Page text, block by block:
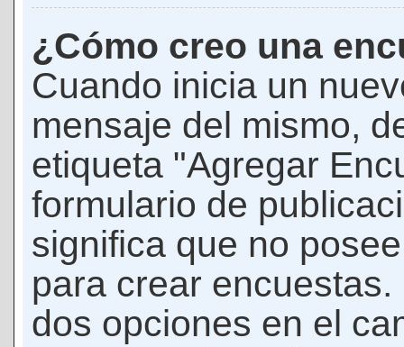
¿Cómo creo una
Cuando inicia un
mensaje del mismo,
etiqueta "Agregar
formulario de
significa que no
para crear
dos opciones en el